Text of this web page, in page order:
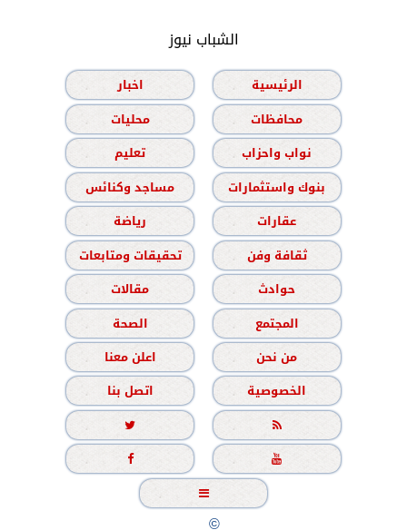
الشباب نيوز
الرئيسية
اخبار
محافظات
محليات
نواب واحزاب
تعليم
بنوك واستثمارات
مساجد وكنائس
عقارات
رياضة
ثقافة وفن
تحقيقات ومتابعات
حوادث
مقالات
المجتمع
الصحة
من نحن
اعلن معنا
الخصوصية
اتصل بنا





جميع الحقوق محفوظة©